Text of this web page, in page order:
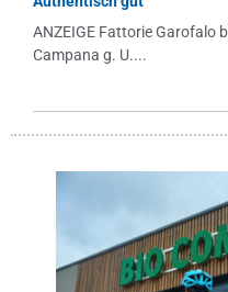
ANZEIGE Fattorie Garofalo
Campana g. U....